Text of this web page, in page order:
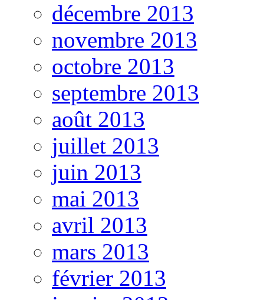
décembre 2013
novembre 2013
octobre 2013
septembre 2013
août 2013
juillet 2013
juin 2013
mai 2013
avril 2013
mars 2013
février 2013